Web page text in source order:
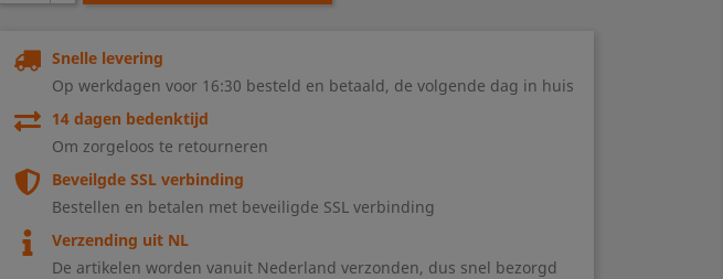
Snelle levering
Op werkdagen voor 16:30 besteld en betaald, de volgende dag in huis
14 dagen bedenktijd
Om zorgeloos te retourneren
Beveilgde SSL verbinding
Bestellen en betalen met beveiligde SSL verbinding
Verzending uit NL
De artikelen worden vanuit Nederland verzonden, dus snel bezorgd